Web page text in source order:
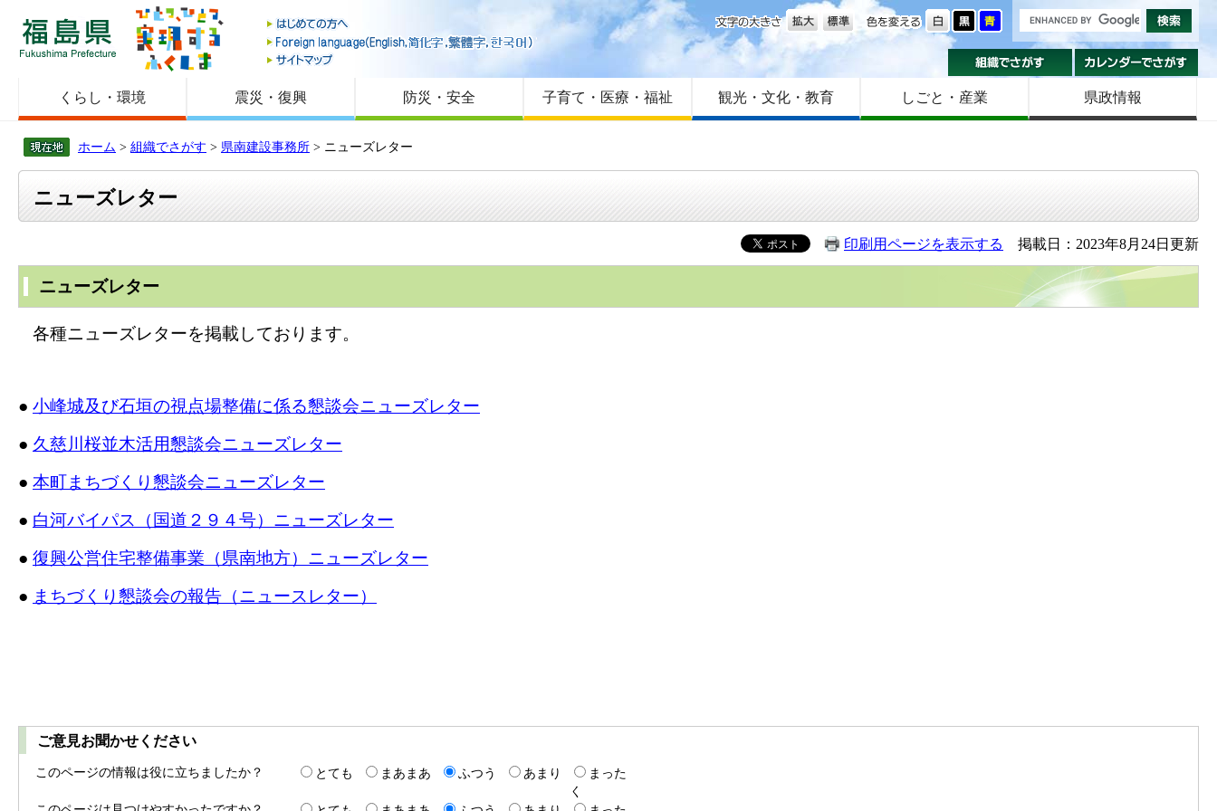
福島県
はじめての方へ
Foreign language
サイトマップ
色を変える
文字の大きさ
組織でさがす
くらし・環境 震災・復興 防災・安全 子育て・医療・福祉 観光・文化・教育 しごと・産業 県政情報
ホーム > 組織でさがす > 県南建設事務所 > ニューズレター
ニューズレター
印刷用ページを表示する 掲載日：2023年8月24日更新
ニューズレター
各種ニューズレターを掲載しております。
● 小峰城及び石垣の視点場整備に係る懇談会ニューズレター
● 久慈川桜並木活用懇談会ニューズレター
● 本町まちづくり懇談会ニューズレター
● 白河バイパス（国道２９４号）ニューズレター
● 復興公営住宅整備事業（県南地方）ニューズレター
● まちづくり懇談会の報告（ニュースレター）
ご意見お聞かせください
このページの情報は役に立ちましたか？ とても まあまあ ふつう あまり
まった
く